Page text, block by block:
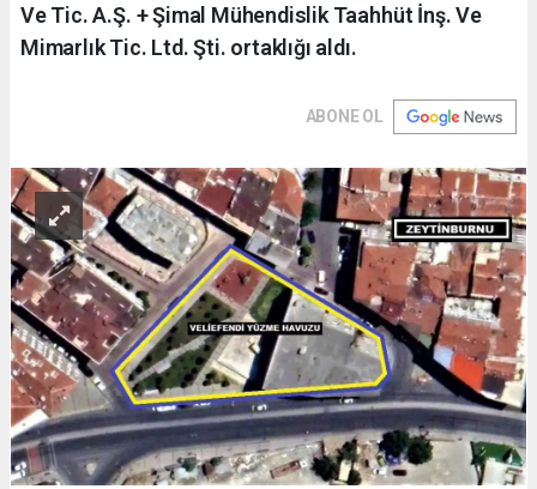
Ve Tic. A.Ş. + Şimal Mühendislik Taahhüt İnş. Ve
Mimarlık Tic. Ltd. Şti. ortaklığı aldı.
ABONE OL